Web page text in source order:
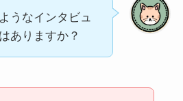
うなインタビュ
ありますか？